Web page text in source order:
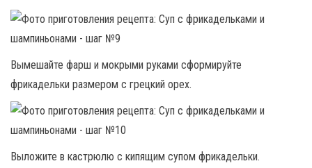
Вымешайте фарш и мокрыми руками сформируйте
фрикадельки размером с грецкий орех.
Выложите в кастрюлю с кипящим супом фрикадельки.